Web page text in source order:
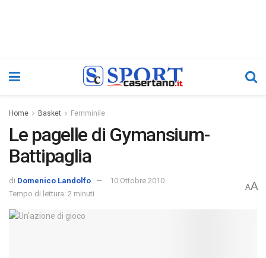
Home Basket Femminile
Le pagelle di Gymansium-
Battipaglia
di Domenico Landolfo
10 Ottobre 2010
Tempo di lettura: 2 minuti
AA